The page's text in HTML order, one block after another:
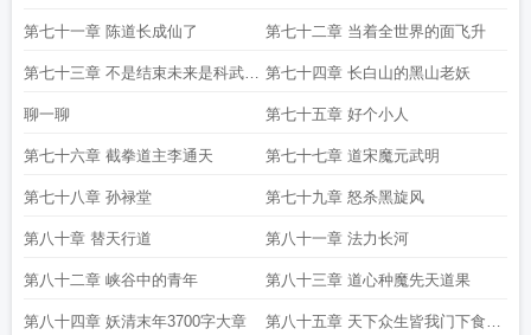
第七十一章 陈道长成仙了 第七十二章 当着全世界的面飞升
第七十三章 不是结束未来是科武星
河
第七十四章 长白山的黑山老妖
聊一聊 第七十五章 好个小人
第七十六章 截拳道主李通天 第七十七章 道宋魔元武明
第七十八章 孙禄堂 第七十九章 怒杀黑旋风
第八十章 替天行道 第八十一章 法力长河
第八十二章 峡谷中的青年 第八十三章 道心种魔先天道果
第八十四章 妖清末年3700字大章 第八十五章 天下众生皆我门下食客